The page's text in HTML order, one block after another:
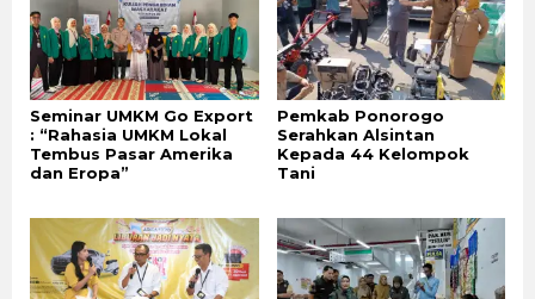
Seminar UMKM Go Export
: “Rahasia UMKM Lokal
Tembus Pasar Amerika
dan Eropa”
Pemkab Ponorogo
Serahkan Alsintan
Kepada 44 Kelompok
Tani